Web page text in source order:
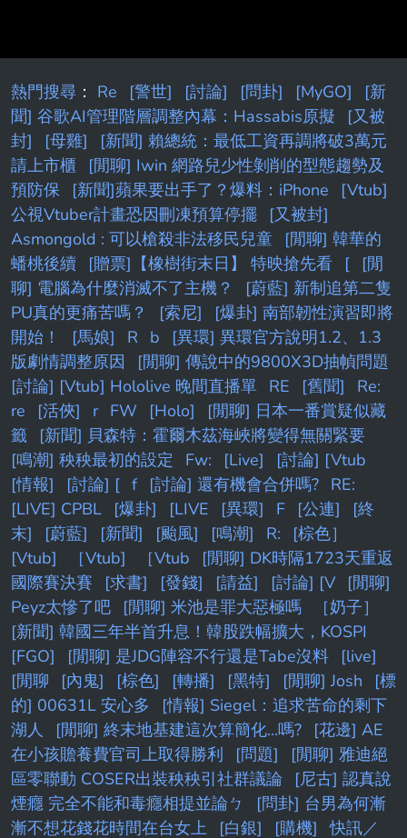
熱門搜尋 ： Re [警世] [討論] [問卦] [MyGO]
[新
聞] 谷歌AI管理階層調整內幕：Hassabis原擬
[又被
封]
[母雞]
[新聞] 賴總統：最低工資再調將破3萬元
請上市櫃
[閒聊] Iwin 網路兒少性剝削的型態趨勢及
預防保
[新聞]蘋果要出手了？爆料：iPhone
[Vtub]
公視Vtuber計畫恐因刪凍預算停擺
[又被封]
Asmongold : 可以槍殺非法移民兒童
[閒聊] 韓華的
蟠桃後續
[贈票]【橡樹街末日】 特映搶先看 [
[閒
聊] 電腦為什麼消滅不了主機？
[蔚藍] 新制追第二隻
PU真的更痛苦嗎？
[索尼]
[爆卦] 南部韌性演習即將
開始！
[馬娘] R b
[異環] 異環官方說明1.2、1.3
版劇情調整原因
[閒聊] 傳說中的9800X3D抽幀問題
[討論] [Vtub] Hololive 晚間直播單 RE [舊聞]
Re:
re
[活俠] r FW [Holo]
[閒聊] 日本一番賞疑似藏
籤
[新聞] 貝森特：霍爾木茲海峽將變得無關緊要
[鳴潮] 秧秧最初的設定
Fw: [Live]
[討論] [Vtub
[情報]
[討論] [ f [討論] 還有機會合併嗎? RE:
[LIVE] CPBL
[爆卦] [LIVE [異環] F [公連]
[終
末]
[蔚藍] [新聞] [颱風] [鳴潮] R:
[棕色］
[Vtub]
［Vtub] ［Vtub
[閒聊] DK時隔1723天重返
國際賽決賽
[求書] [發錢] [請益] [討論] [V
[閒聊]
Peyz太慘了吧
[閒聊] 米池是罪大惡極嗎
［奶子］
[新聞] 韓國三年半首升息！韓股跌幅擴大，KOSPI
[FGO]
[閒聊] 是JDG陣容不行還是Tabe沒料
[live]
[閒聊
[內鬼] [棕色] [轉播] [黑特] [閒聊] Josh
[標
的] 00631L 安心多
[情報] Siegel：追求苦命的剩下
湖人
[閒聊] 終末地基建這次算簡化...嗎?
[花邊] AE
在小孩贍養費官司上取得勝利
[問題]
[閒聊] 雅迪絕
區零聯動 COSER出裝秧秧引社群議論
[尼古] 認真說
煙癮 完全不能和毒癮相提並論ㄅ
[問卦] 台男為何漸
漸不想花錢花時間在台女上
[白銀] [購機] 快訊／